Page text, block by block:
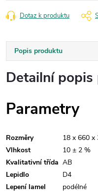
Dotaz k produktu
Popis produktu
Detailní
Parametry
Rozměry
18 x 660 x
Vlhkost
10 ± 2 %
Kvalitativní třída AB
Lepidlo
D4
Lepení lamel
podélné